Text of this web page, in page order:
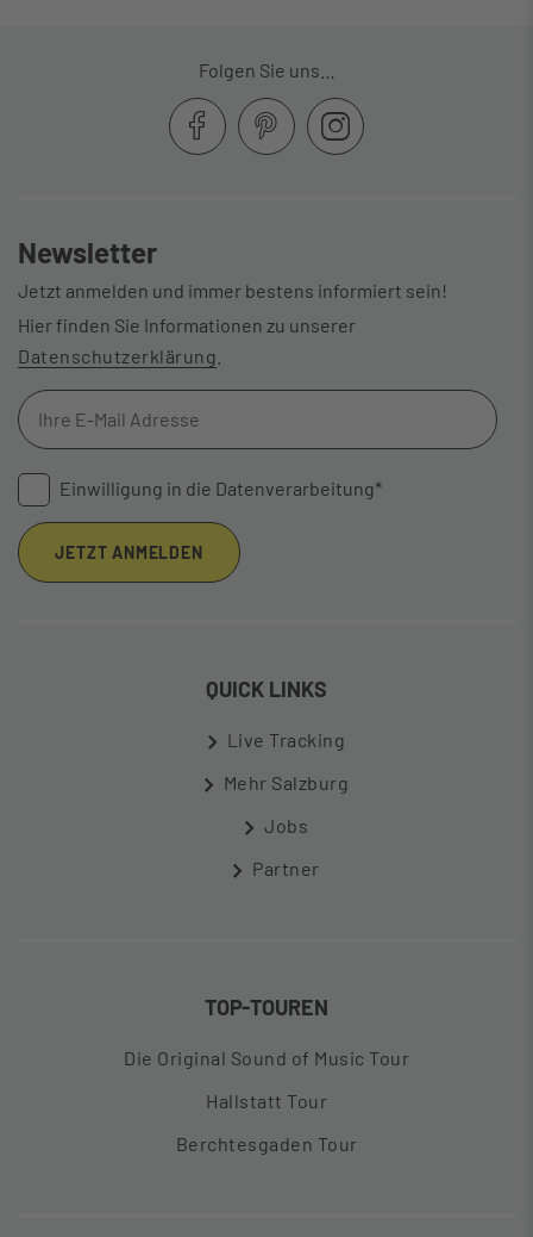
Folgen Sie uns…
Newsletter
Jetzt anmelden und immer bestens informiert sein!
Hier finden Sie Informationen zu unserer
Datenschutzerklärung
Einwilligung in die Datenverarbeitung*
JETZT ANMELDEN
QUICK LINKS
Live Tracking
Mehr Salzburg
Jobs
Partner
TOP-TOUREN
Die Original Sound of Music Tour
Hallstatt Tour
Berchtesgaden Tour